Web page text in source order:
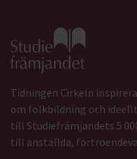
Gå till studiefrämjandets
Tidningen Cirkeln
om folkbildning och
till Studiefrämjandets 5
till anställda,